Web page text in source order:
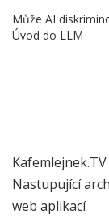
Může AI
Úvod do LLM
Navigace
pro
Kafemlejnek.TV
Nastupující
web aplikací